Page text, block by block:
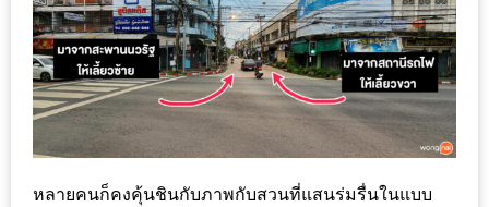
DISH
EVENT
ที่
ต้อง
ห้าม
พลาด
หลายคนก็คงคุ้นชินกับภาพกับสวนที่แสนร่มรื่นในแบบ